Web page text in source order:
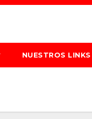
NUESTROS LINKS